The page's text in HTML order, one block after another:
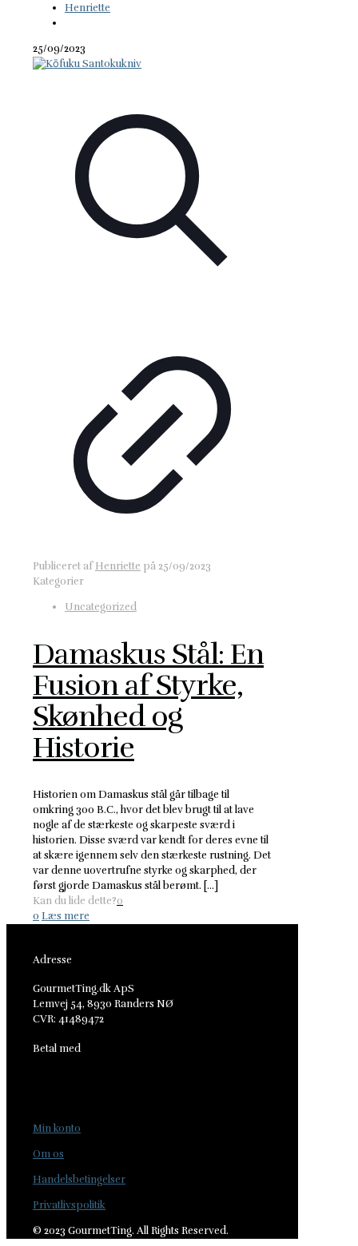
Henriette
25/09/2023
Publiceret afHenriette på 25/09/2023
Kategorier
Uncategorized
Damaskus Stål: En
Fusion af Styrke,
Skønhed og
Historie
Historien om Damaskus stål går tilbage til
omkring 300 B.C., hvor det blev brugt til at lave
nogle af de stærkeste og skarpeste sværd i
historien. Disse sværd var kendt for deres evne til
at skære igennem selv den stærkeste rustning. Det
var denne uovertrufne styrke og skarphed, der
først gjorde Damaskus stål berømt. [...]
Kan du lide dette?0
0 Læs mere
Adresse
GourmetTing.dk ApS
Lemvej 54, 8930 Randers NØ
CVR: 41489472
Betal med
Min konto
Om os
Handelsbetingelser
Privatlivspolitik
© 2023 GourmetTing. All Rights Reserved.